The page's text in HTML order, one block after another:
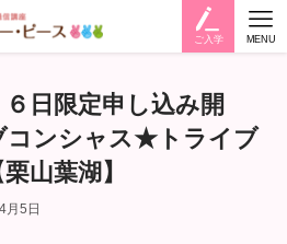
ご入学 MENU
６日限定申し込み開
コンシャス★トライブ
山葉湖】
月5日